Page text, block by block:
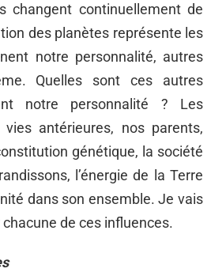
changent continuellement de
des planètes représente les
notre personnalité, autres
Quelles sont ces autres
notre personnalité ? Les
antérieures, nos parents,
génétique, la société
l’énergie de la Terre
dans son ensemble. Je vais
de ces influences.